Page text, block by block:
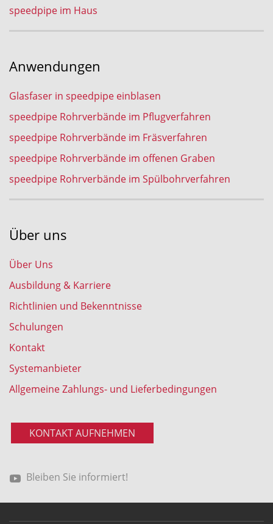
speedpipe im Haus
Anwendungen
Glasfaser in speedpipe einblasen
speedpipe Rohrverbände im Pflugverfahren
speedpipe Rohrverbände im Fräsverfahren
speedpipe Rohrverbände im offenen Graben
speedpipe Rohrverbände im Spülbohrverfahren
Über uns
Über Uns
Ausbildung & Karriere
Richtlinien und Bekenntnisse
Schulungen
Kontakt
Systemanbieter
Allgemeine Zahlungs- und Lieferbedingungen
KONTAKT AUFNEHMEN
Bleiben Sie informiert!